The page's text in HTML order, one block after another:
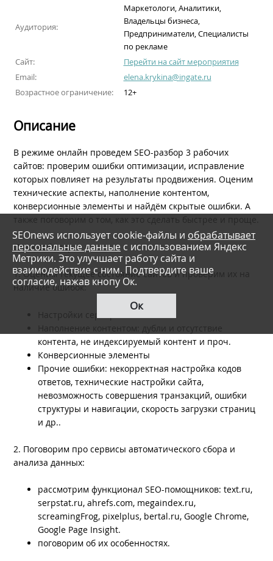
Аудитория:
Маркетологи, Аналитики,
Владельцы бизнеса,
Предприниматели, Специалисты
по рекламе
Сайт:
Перейти на сайт мероприятия
Email:
elena.krykina@ingate.ru
Возрастное ограничение:
12+
Описание
В режиме онлайн проведем SEO-разбор 3 рабочих
сайтов: проверим ошибки оптимизации, исправление
которых повлияет на результаты продвижения. Оценим
технические аспекты, наполнение контентом,
конверсионные элементы и найдём скрытые ошибки. А
также поговорим о том, как это сделать быстрее и проще.
План вебинара:
1. Оценим текущее состояние сайтов и проверим их на
наличие ошибок:
Настройки сервера
Наполнение контентом: дубли и отсутствие
контента, не индексируемый контент и проч.
Конверсионные элементы
Прочие ошибки: некорректная настройка кодов
ответов, технические настройки сайта,
невозможность совершения транзакций, ошибки
структуры и навигации, скорость загрузки страниц
и др..
2. Поговорим про сервисы автоматического сбора и
анализа данных:
рассмотрим функционал SEO-помощников: text.ru,
serpstat.ru, ahrefs.com, megaindex.ru,
screamingFrog, pixelplus, bertal.ru, Google Chrome,
Google Page Insight.
поговорим об их особенностях.
SEOnews использует cookie-файлы и обрабатывает
персональные данные с использованием Яндекс
Метрики. Это улучшает работу сайта и
взаимодействие с ним. Подтвердите ваше
согласие, нажав кнопу Ок.
Ок